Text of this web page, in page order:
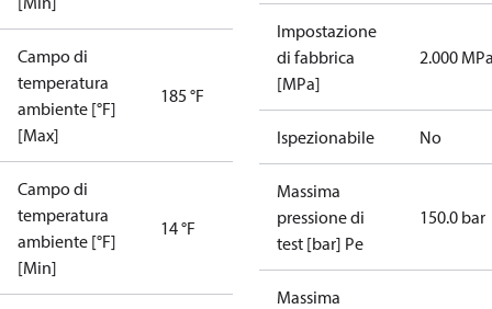
Campo di
temperatura
ambiente [°F]
[Max]
185 °F
Campo di
temperatura
ambiente [°F]
[Min]
14 °F
Impostazione
di fabbrica
[MPa]
2.000
Ispezionabile No
Massima
pressione di
test [bar] Pe
150.0 bar
Massima